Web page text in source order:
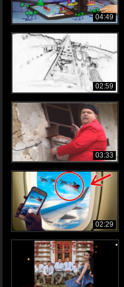
04:49
02:59
03:33
02:29